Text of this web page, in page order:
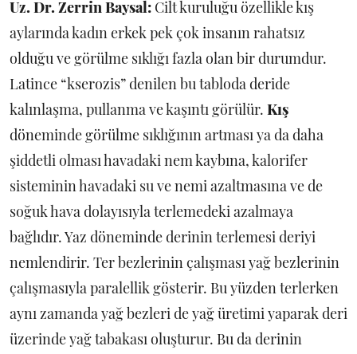
Uz. Dr. Zerrin Baysal: Cilt kuruluğu özellikle kış
aylarında kadın erkek pek çok insanın rahatsız
olduğu ve görülme sıklığı fazla olan bir durumdur.
Latince “kserozis” denilen bu tabloda deride
kalınlaşma, pullanma ve kaşıntı görülür. Kış
döneminde görülme sıklığının artması ya da daha
şiddetli olması havadaki nem kaybına, kalorifer
sisteminin havadaki su ve nemi azaltmasına ve de
soğuk hava dolayısıyla terlemedeki azalmaya
bağlıdır. Yaz döneminde derinin terlemesi deriyi
nemlendirir. Ter bezlerinin çalışması yağ bezlerinin
çalışmasıyla paralellik gösterir. Bu yüzden terlerken
aynı zamanda yağ bezleri de yağ üretimi yaparak deri
üzerinde yağ tabakası oluşturur. Bu da derinin